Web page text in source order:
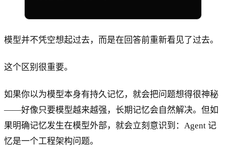
模型并不凭空想起过去，而是在回答前重新看见了过去。
这个区别很重要。
如果你以为模型本身有持久记忆，就会把问题想得很神秘
——好像只要模型越来越强，长期记忆会自然解决。但如
果明确记忆发生在模型外部，就会立刻意识到：Agent 记
忆是一个工程架构问题。